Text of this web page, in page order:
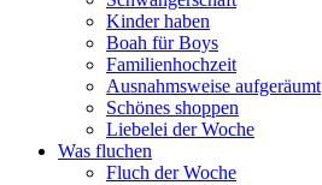
Kinder haben
Boah für Boys
Familienhochzeit
Ausnahmsweise aufgeräumt
Schönes shoppen
Liebelei der Woche
Was fluchen
Fluch der Woche